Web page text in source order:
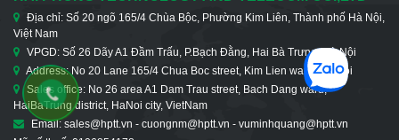
Địa chỉ: Số 20 ngõ 165/4 Chùa Bộc, Phường Kim Liên, Thành phố Hà Nội,
Việt Nam
VPGD: Số 26 Dãy A1 Đầm Trấu, P.Bạch Đằng, Hai Bà Trưng, Hà Nội
Address: No 20 Lane 165/4 Chua Boc street, Kim Lien ward, Ha Noi
Sales office: No 26 area A1 Dam Trau street, Bach Dang ward,
HaiBaTrung district, HaNoi city, VietNam
Email: sales@hptt.vn - cuongnm@hptt.vn - vuminhquang@hptt.vn